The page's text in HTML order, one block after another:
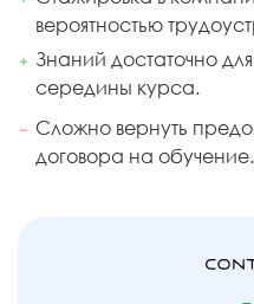
вероятностью
Знаний достаточно
середины курса.
Сложно вернуть
договора на обучение.